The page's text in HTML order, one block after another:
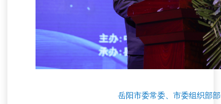
岳阳市委常委、市委组织部